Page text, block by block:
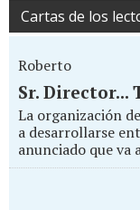
Cartas de los
Roberto
Sr. Director...
La organización
a desarrollarse
anunciado que va